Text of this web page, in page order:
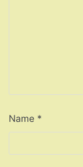
Name *